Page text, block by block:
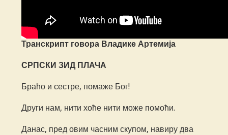
Транскрипт говора Владике Артемија
СРПСКИ ЗИД ПЛАЧА
Браћо и сестре, помаже Бог!
Други нам, нити хоће нити може помоћи.
Данас, пред овим часним скупом, навиру два